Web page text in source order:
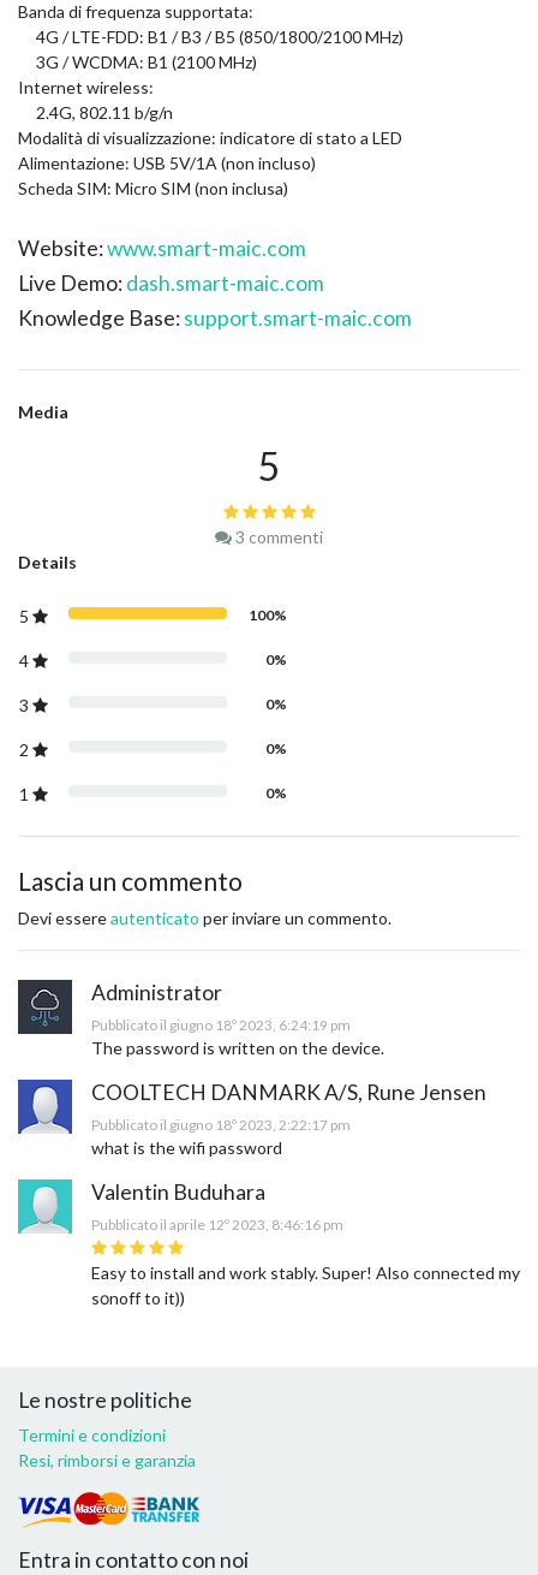
Banda di frequenza supportata:
4G / LTE-FDD: B1 / B3 / B5 (850/1800/2100 MHz)
3G / WCDMA: B1 (2100 MHz)
Internet wireless:
2.4G, 802.11 b/g/n
Modalità di visualizzazione: indicatore di stato a LED
Alimentazione: USB 5V/1A (non incluso)
Scheda SIM: Micro SIM (non inclusa)
Website:www.smart-maic.com
Live Demo:dash.smart-maic.com
Knowledge Base:support.smart-maic.com
Media
5
3 commenti
Details
5 100%
4 0%
3 0%
2 0%
1 0%
Lascia un commento
Devi essereautenticato per inviare un commento.
Administrator
Pubblicato il giugno 18º 2023, 6:24:19 pm
The password is written on the device.
COOLTECH DANMARK A/S, Rune Jensen
Pubblicato il giugno 18º 2023, 2:22:17 pm
what is the wifi password
Valentin Buduhara
Pubblicato il aprile 12º 2023, 8:46:16 pm
Easy to install and work stably. Super! Also connected my
sоnoff to it))
Le nostre politiche
Termini e condizioni
Resi, rimborsi e garanzia
Entra in contatto con noi